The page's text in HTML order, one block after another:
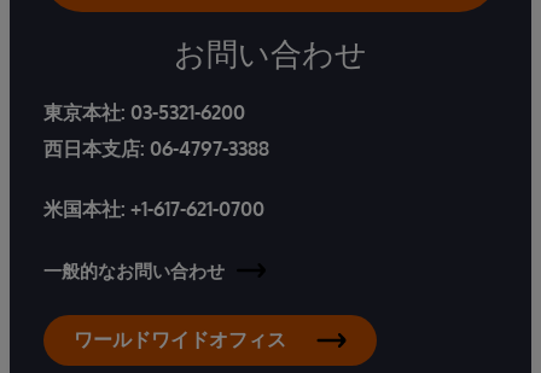
お問い合わせ
東京本社: 03-5321-6200
西日本支店: 06-4797-3388
米国本社: +1-617-621-0700
一般的なお問い合わせ
ワールドワイドオフィス